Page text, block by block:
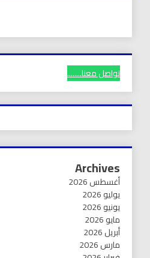
تواصل معنا........
Archives
أغسطس 2026
يوليو 2026
يونيو 2026
مايو 2026
أبريل 2026
مارس 2026